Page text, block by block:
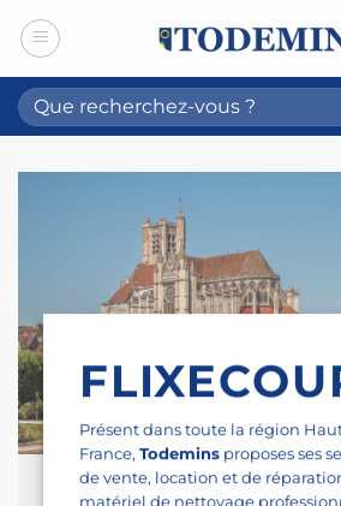
Passer
au
contenu
Recherche
pour :
Présent dans toute la région
France, Todeminsproposes ses
de vente, location et de
matériel de nettoyage